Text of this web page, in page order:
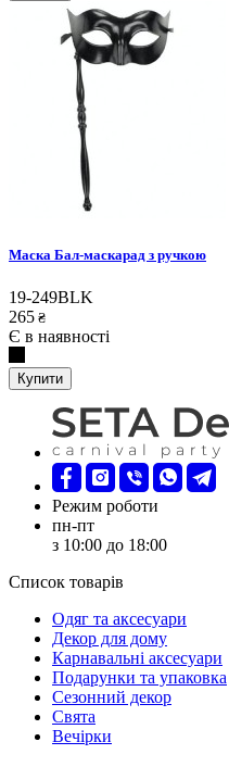
Маска Бал-маскарад з ручкою
19-249BLK
265 ₴
Є в наявності
Купити
Режим роботи
пн-пт
з 10:00 до 18:00
Список товарів
Oдяг та аксесуари
Декор для дому
Карнавальні аксесуари
Подарунки та упаковка
Сезонний декор
Свята
Вечірки